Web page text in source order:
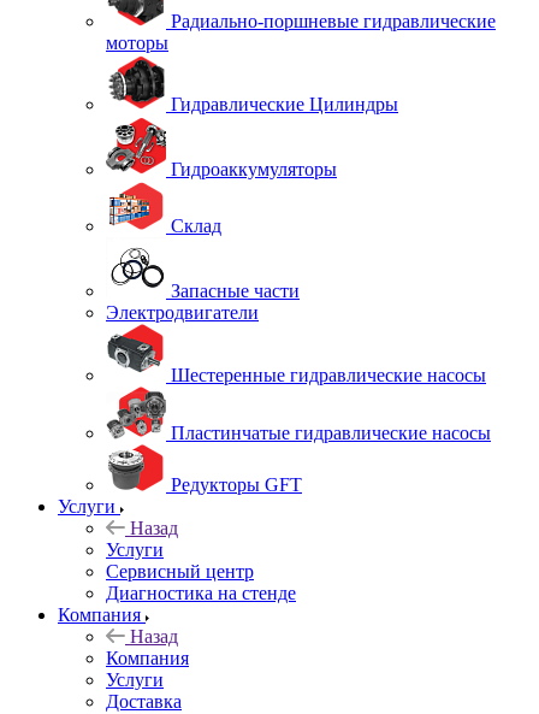
Радиально-поршневые гидравлические
моторы
Гидравлические Цилиндры
Гидроаккумуляторы
Склад
Запасные части
Электродвигатели
Шестеренные гидравлические насосы
Пластинчатые гидравлические насосы
Редукторы GFT
Услуги
Назад
Услуги
Сервисный центр
Диагностика на стенде
Компания
Назад
Компания
Услуги
Доставка